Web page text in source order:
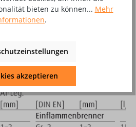
wird die Brennergröße wie
(siehe Tabelle).
bieten zu können... Mehr
.
akzeptieren